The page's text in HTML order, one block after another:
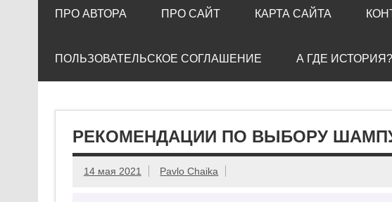
ПРО АВТОРА ПРО САЙТ КАРТА САЙТА
ПОЛЬЗОВАТЕЛЬСКОЕ СОГЛАШЕНИЕ А ГДЕ ИСТОРИЯ?
РЕКОМЕНДАЦИИ ПО ВЫБОРУ
14 мая 2021 Pavlo Chaika